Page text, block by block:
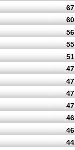
67
60
56
55
51
47
47
47
47
46
46
44